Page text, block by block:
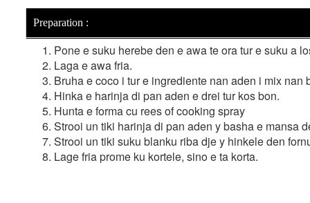
Preparation :
Pone e suku herebe den e awa te ora tur e suku a
Laga e awa fria.
Bruha e coco i tur e ingrediente nan aden i mix nan
Hinka e harinja di pan aden e drei tur kos bon.
Hunta e forma cu rees of cooking spray
Strooi un tiki harinja di pan aden y basha e mansa
Strooi un tiki suku blanku riba dje y hinkele den
Lage fria prome ku kortele, sino e ta korta.